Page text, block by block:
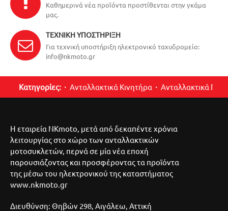
Καθημερινά νέα προϊόντα προστίθενται στην γκάμα
μας.
ΤΕΧΝΙΚΉ ΥΠΟΣΤΉΡΙΞΗ
Για τεχνική υποστήριξη ηλεκτρονικό ταχυδρομείο:
info@nkmoto.gr
Κατηγορίες: Ανταλλακτικά Κινητήρα Ανταλλακτικά
Η εταιρεία NKmoto, μετά από δεκαπέντε χρόνια
λειτουργίας στο χώρο των ανταλλακτικών
μοτοσυκλετών, περνά σε μία νέα εποχή
παρουσιάζοντας και προσφέροντας τα προϊόντα
της μέσω του ηλεκτρονικού της καταστήματος
www.nkmoto.gr
Διευθύνση: Θηβών 298, Αιγάλεω, Αττική